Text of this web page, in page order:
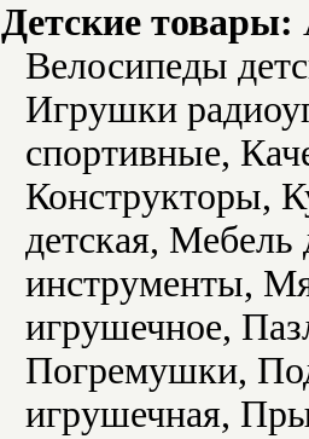
Детские товары:
Велосипеды
Игрушки
спортивные,
Конструкторы,
детская,
инструменты,
игрушечное,
Погремушки,
игрушечная,